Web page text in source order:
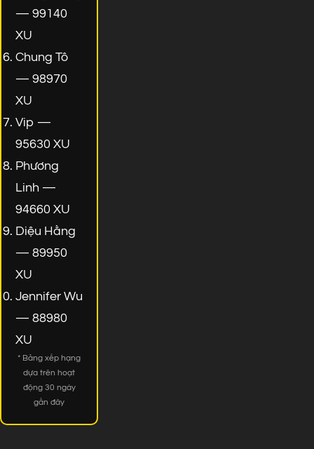
— 99140
XU
Chung Tô
— 98970
XU
Vip —
95630 XU
Phương
Linh —
94660 XU
Diệu Hằng
— 89950
XU
Jennifer Wu
— 88980
XU
* Bảng xếp hạng
dựa trên hoạt
động 30 ngày
gần đây